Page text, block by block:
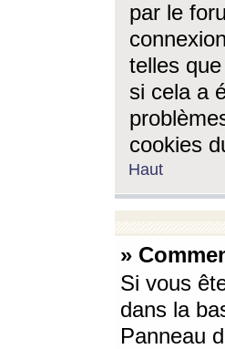
par le
telles
si cela a
cookies
Haut
»
Si vous
dans la
Panneau